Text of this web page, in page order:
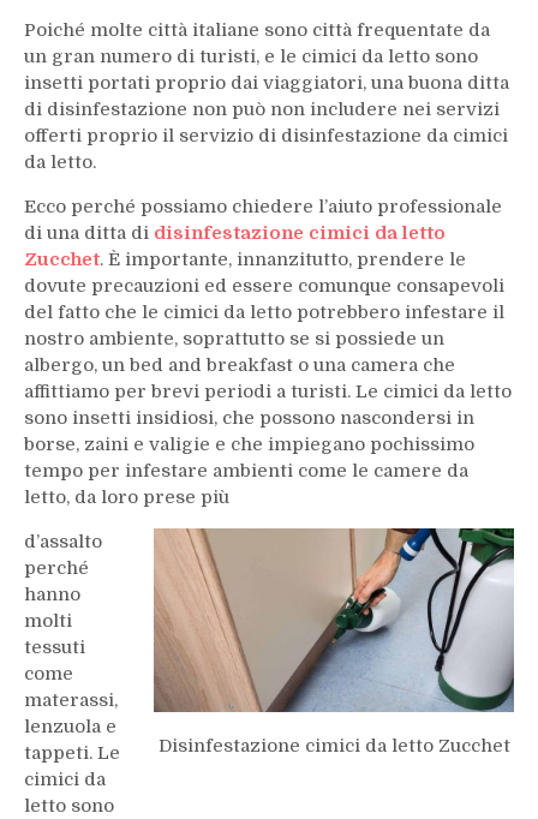
Poiché molte città italiane sono città frequentate da
un gran numero di turisti, e le cimici da letto sono
insetti portati proprio dai viaggiatori, una buona ditta
di disinfestazione non può non includere nei servizi
offerti proprio il servizio di disinfestazione da cimici
da letto.
Ecco perché possiamo chiedere l’aiuto professionale
di una ditta di disinfestazione cimici da letto
Zucchet. È importante, innanzitutto, prendere le
dovute precauzioni ed essere comunque consapevoli
del fatto che le cimici da letto potrebbero infestare il
nostro ambiente, soprattutto se si possiede un
albergo, un bed and breakfast o una camera che
affittiamo per brevi periodi a turisti. Le cimici da letto
sono insetti insidiosi, che possono nascondersi in
borse, zaini e valigie e che impiegano pochissimo
tempo per infestare ambienti come le camere da
letto, da loro prese più
Disinfestazione cimici da letto Zucchet
d’assalto
perché
hanno
molti
tessuti
come
materassi,
lenzuola e
tappeti. Le
cimici da
letto sono